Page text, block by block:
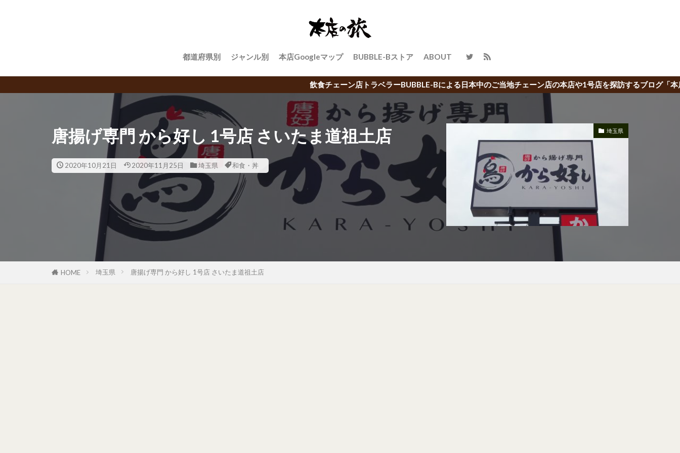
都道府県別 ジャンル別 本店Googleマップ BUBBLE-Bストア ABOUT
飲食チェーン店トラベラーBUBBLE-Bによる日本中のご当地チェーン店の本店や1号店を探訪するブログ「本店の旅」
唐揚げ専門 から好し 1号店 さいたま道祖土店
2020年10月21日 2020年11月25日 埼玉県 和食・丼
埼玉県
HOME 埼玉県 唐揚げ専門 から好し 1号店 さいたま道祖土店